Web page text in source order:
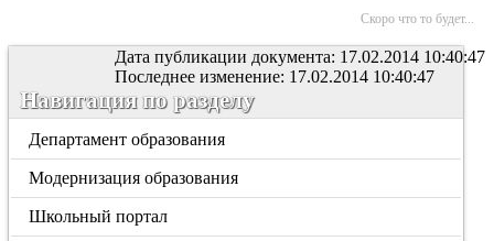
Скоро что то будет...
Дата публикации документа: 17.02.2014 10:40:47
Последнее изменение: 17.02.2014 10:40:47
Навигация по разделу
Департамент образования
Модернизация образования
Школьный портал